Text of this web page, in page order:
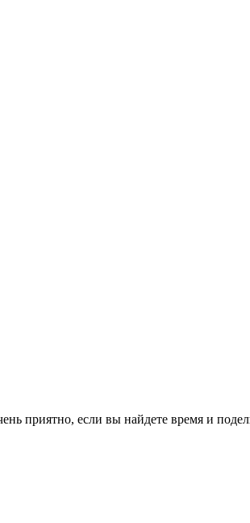
приятно, если вы найдете время и